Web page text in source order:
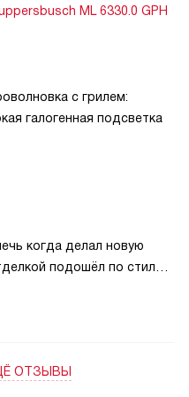
ML 6330.0 GPH
с грилем:
галогенная подсветка
когда делал новую
подошёл по стилю
дисплей реально
без переходов
ОТЗЫВЫ